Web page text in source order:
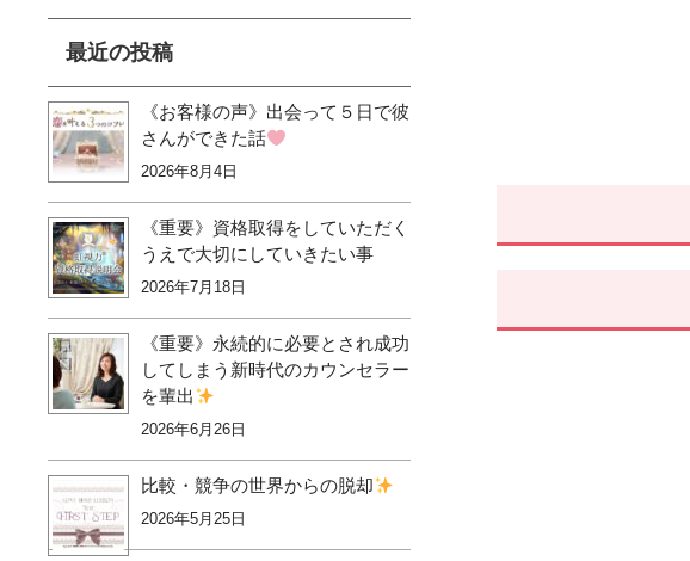
最近の投稿
《お客様の声》出会って５日で彼
さんができた話
2026年8月4日
《重要》資格取得をしていただく
うえで大切にしていきたい事
2026年7月18日
《重要》永続的に必要とされ成功
してしまう新時代のカウンセラー
を輩出
2026年6月26日
比較・競争の世界からの脱却
2026年5月25日